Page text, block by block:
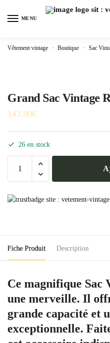
MENU
Vêtement vintage » Boutique » Sac
Grand Sac Vintage
143.90€
26 en stock
Sac
Fiche Produit Description
Ce magnifique Sac
une merveille. Il
grande capacité et
exceptionnelle.